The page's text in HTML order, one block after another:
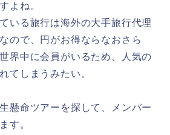
よね。
いる旅行は海外の大手旅行代理
ので、円がお得ならなおさら
界中に会員がいるため、人気の
てしまうみたい。
懸命ツアーを探して、メンバー
す。